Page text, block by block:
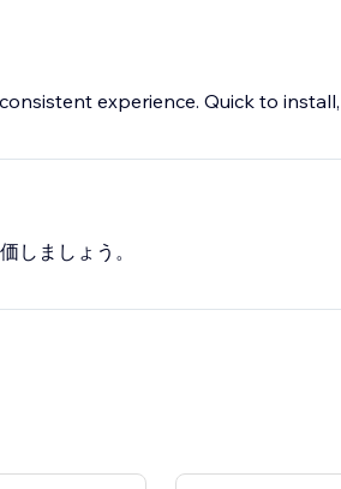
experience. Quick to
しましょう。